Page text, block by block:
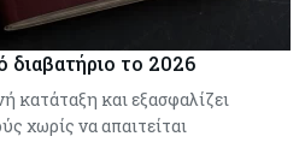
διαβατήριο το 2026
κατάταξη και εξασφαλίζει
χωρίς να απαιτείται